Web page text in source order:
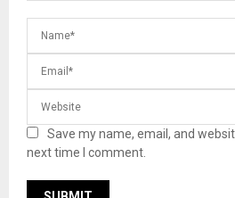
Save my name, email, and
next time I comment.